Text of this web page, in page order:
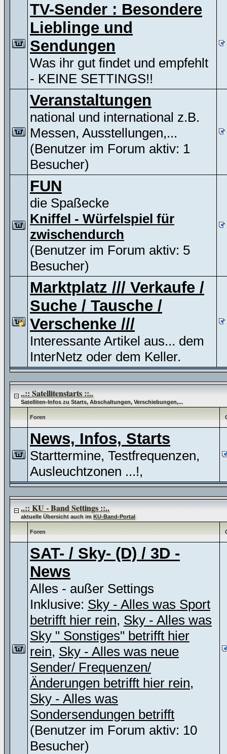
TV-Sender : Besondere
Lieblinge und
Sendungen
Was ihr gut findet und empfehlt
- KEINE SETTINGS!!
Veranstaltungen
national und international z.B.
Messen, Ausstellungen,...
(Benutzer im Forum aktiv: 1
Besucher)
FUN
die Spaßecke
Kniffel - Würfelspiel für
zwischendurch
(Benutzer im Forum aktiv: 5
Besucher)
Marktplatz /// Verkaufe /
Suche / Tausche /
Verschenke ///
Interessante Artikel aus... dem
InterNetz oder dem Keller.
..:: Satellitenstarts ::..
Satelliten-Infos zu Starts, Abschaltungen, Verschiebungen,...
Foren
News, Infos, Starts
Starttermine, Testfrequenzen,
Ausleuchtzonen ...!,
..:: KU - Band Settings ::..
aktuelle Übersicht auch imKU-Band-Portal
Foren
SAT- / Sky- (D) / 3D -
News
Alles - außer Settings
Inklusive: Sky - Alles was Sport
betrifft hier rein, Sky - Alles was
Sky " Sonstiges" betrifft hier
rein, Sky - Alles was neue
Sender/ Frequenzen/
Änderungen betrifft hier rein,
Sky - Alles was
Sondersendungen betrifft
(Benutzer im Forum aktiv: 10
Besucher)